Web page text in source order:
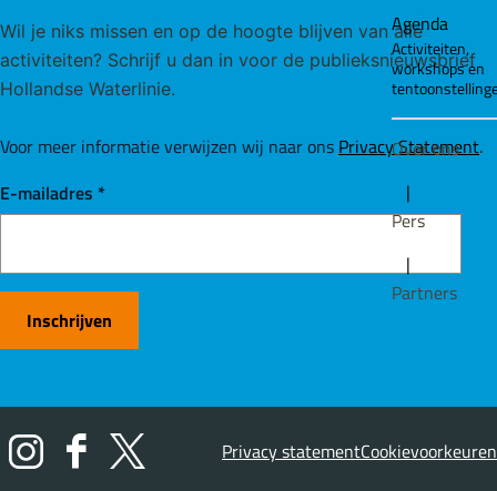
Agenda
Activiteiten,
workshops en
Over ons
|
Pers
|
Partners
Wil je niks missen en op de hoogte blijven van alle
activiteiten? Schrijf u dan in voor de publieksnieuwsbrief
Hollandse Waterlinie.
Voor meer informatie verwijzen wij naar ons Privacy Statement.
E-mailadres *
Inschrijven
I
F
X
Privacy statementCookievoorkeuren